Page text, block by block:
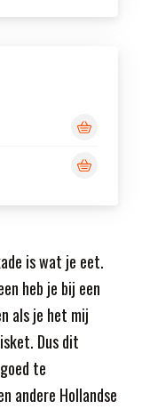
is wat je eet.
heb je bij een
als je het mij
Dus dit
te
andere Hollandse